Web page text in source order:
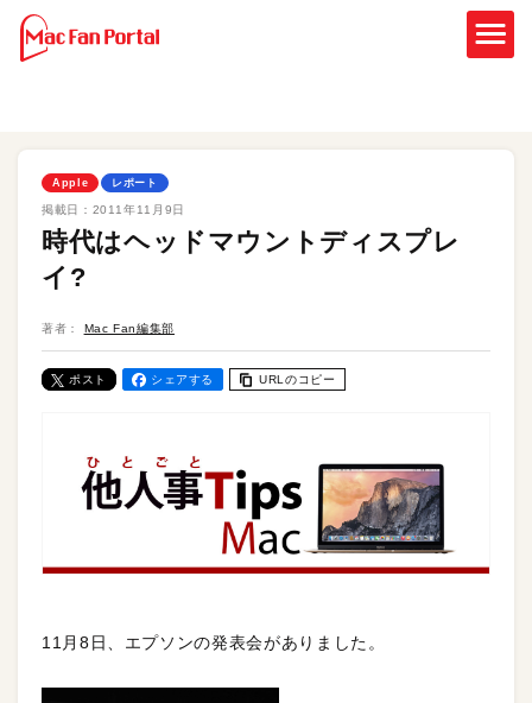
Apple レポート
掲載日： 2011年11月9日
時代はヘッドマウントディスプレ
イ?
著者： Mac Fan編集部
ポスト シェアする URLのコピー
11月8日、エプソンの発表会がありました。